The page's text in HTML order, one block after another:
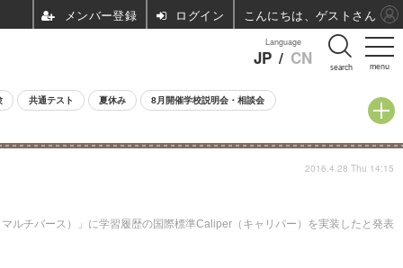
menu
Language
JP / CN search
共通テスト 夏休み 8月開催学校説明会・相談会
チバース）」に学習履歴の国際標準Caliper（キャリパー）を実装したと発表
2016.4.28 Thu 14:15
ログイン こんにちは、ゲストさん